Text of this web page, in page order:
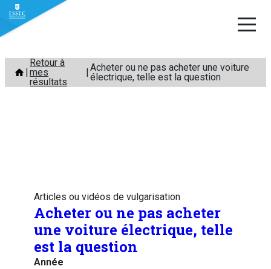
Aller
contenu
Retour à
mes
résultats
Acheter ou ne pas acheter une voiture
électrique, telle est la question
Articles ou vidéos de vulgarisation
Acheter ou ne pas acheter
une voiture électrique, telle
est la question
Année